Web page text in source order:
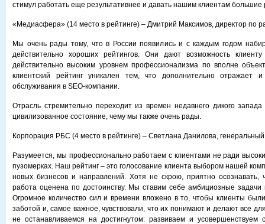
стимул работать еще результативнее и давать нашим клиентам большие
«Медиасфера» (14 место в рейтинге) – Дмитрий Максимов, директор по
Мы очень рады тому, что в России появились и с каждым годом
действительно хороших рейтингов. Они дают возможность
действительно высоким уровнем профессионализма по вполне
клиентский рейтинг уникален тем, что дополнительно отражает и
обслуживания в SEO-компании.
Отрасль стремительно переходит из времен недавнего дикого
цивилизованное состояние, чему мы также очень рады.
Корпорация РБС (4 место в рейтинге) – Светлана Данилова,
Разумеется, мы профессионально работаем с клиентами не ради
пузомерках. Наш рейтинг – это голосование клиента выбором нашей
новых бизнесов и направлений. Хотя не скрою, приятно осознавать,
работа оценена по достоинству. Мы ставим себе амбициозные
Огромное количество сил и времени вложено в то, чтобы клиенты
заботой и, самое важное, чувствовали, что их понимают и делают все
не останавливаемся на достигнутом: развиваем и усовершенствуем